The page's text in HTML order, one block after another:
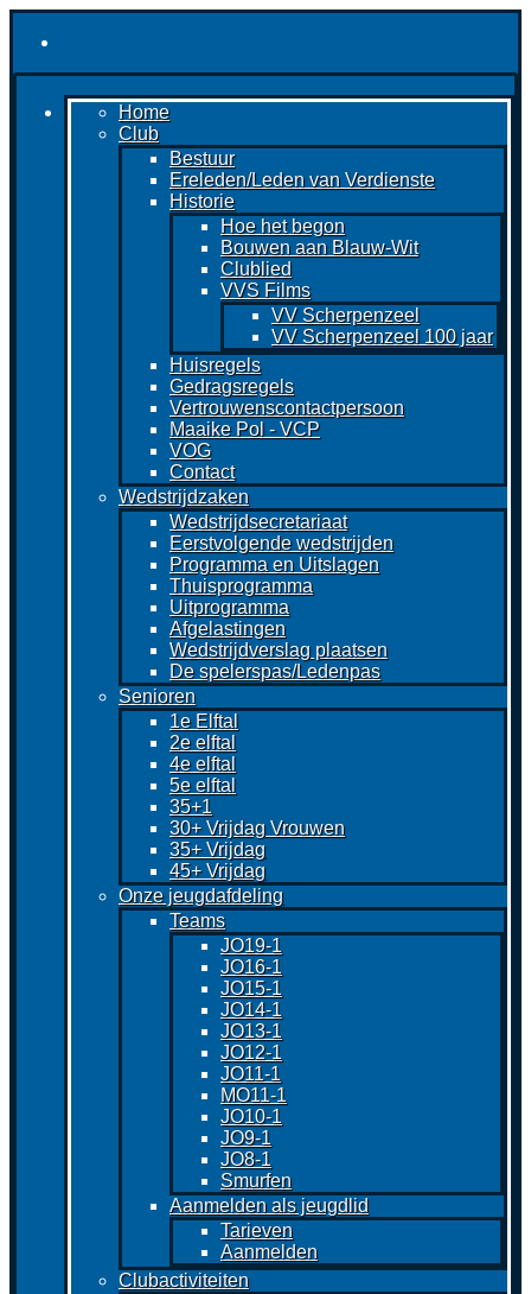
Home
Club
Bestuur
Ereleden/Leden van Verdienste
Historie
Hoe het begon
Bouwen aan Blauw-Wit
Clublied
VVS Films
VV Scherpenzeel
VV Scherpenzeel 100 jaar
Huisregels
Gedragsregels
Vertrouwenscontactpersoon
Maaike Pol - VCP
VOG
Contact
Wedstrijdzaken
Wedstrijdsecretariaat
Eerstvolgende wedstrijden
Programma en Uitslagen
Thuisprogramma
Uitprogramma
Afgelastingen
Wedstrijdverslag plaatsen
De spelerspas/Ledenpas
Senioren
1e Elftal
2e elftal
4e elftal
5e elftal
35+1
30+ Vrijdag Vrouwen
35+ Vrijdag
45+ Vrijdag
Onze jeugdafdeling
Teams
JO19-1
JO16-1
JO15-1
JO14-1
JO13-1
JO12-1
JO11-1
MO11-1
JO10-1
JO9-1
JO8-1
Smurfen
Aanmelden als jeugdlid
Tarieven
Aanmelden
Clubactiviteiten